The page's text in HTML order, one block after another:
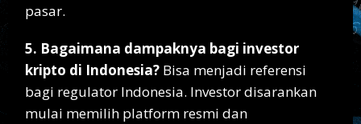
pasar.
5. Bagaimana dampaknya bagi investor
kripto di Indonesia? Bisa menjadi referensi
bagi regulator Indonesia. Investor disarankan
mulai memilih platform resmi dan